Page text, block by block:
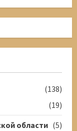
(138)
(19)
области (5)